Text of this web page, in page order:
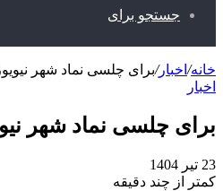
جستجو برای
خانه/ اخبار/برای چلسی نماد شهر
اخبار
برای چلسی نماد شهر
23 تیر 1404
کمتر از چند دقیقه